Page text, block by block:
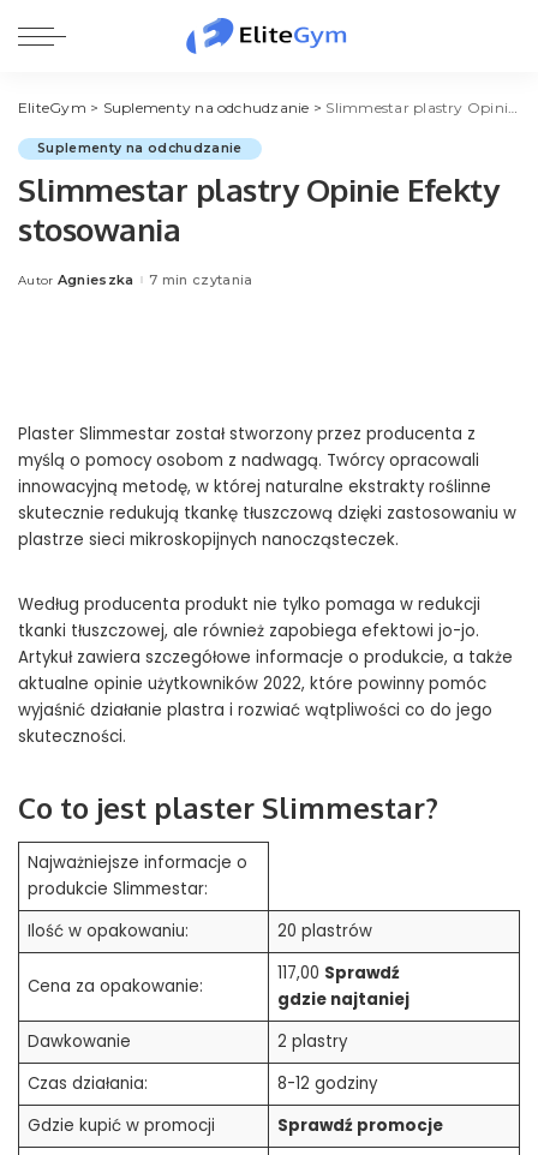
EliteGym > Suplementy na odchudzanie > Slimmestar plastry Opinie Efekty stosowania
Suplementy na odchudzanie
Slimmestar plastry Opinie Efekty
stosowania
Posted
Autor Agnieszka 7 min czytania
Plaster Slimmestar został stworzony przez producenta z
myślą o pomocy osobom z nadwagą. Twórcy opracowali
innowacyjną metodę, w której naturalne ekstrakty roślinne
skutecznie redukują tkankę tłuszczową dzięki zastosowaniu w
plastrze sieci mikroskopijnych nanocząsteczek.
Według producenta produkt nie tylko pomaga w redukcji
tkanki tłuszczowej, ale również zapobiega efektowi jo-jo.
Artykuł zawiera szczegółowe informacje o produkcie, a także
aktualne opinie użytkowników 2022, które powinny pomóc
wyjaśnić działanie plastra i rozwiać wątpliwości co do jego
skuteczności.
Co to jest plaster Slimmestar?
Najważniejsze informacje o
produkcie Slimmestar:
Ilość w opakowaniu:
20 plastrów
Cena za opakowanie:
117,00 Sprawdź
gdzie najtaniej
Dawkowanie
2 plastry
Czas działania:
8-12 godziny
Gdzie kupić w promocji
Sprawdź promocje